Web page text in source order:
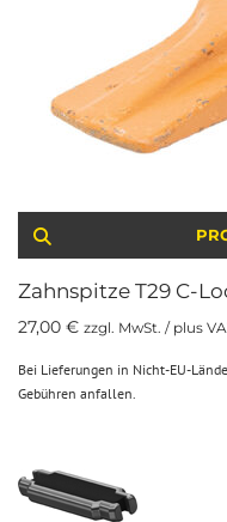
Zahnspitze T29 C-
27,00 € zzgl. MwSt. / plus
Bei Lieferungen in Nicht-EU-
Gebühren anfallen.